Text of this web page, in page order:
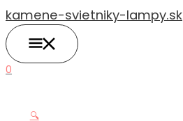
na
obsah
kamene-svietniky-lampy.sk
0
🔍